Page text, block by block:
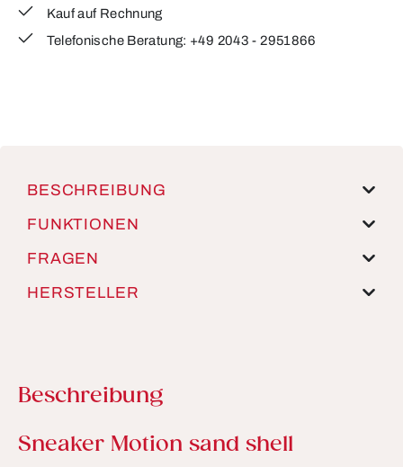
Kauf auf Rechnung
Telefonische Beratung: +49 2043 - 2951866
BESCHREIBUNG
FUNKTIONEN
FRAGEN
HERSTELLER
Beschreibung
Produktinformationen
Sneaker Motion sand shell